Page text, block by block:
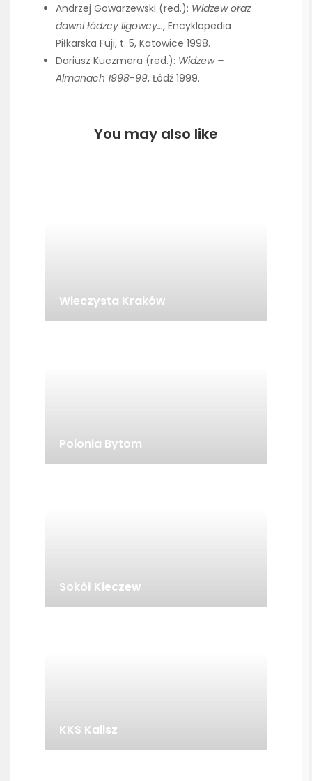
Andrzej Gowarzewski (red.): Widzew oraz
dawni łódzcy ligowcy…, Encyklopedia
Piłkarska Fuji, t. 5, Katowice 1998.
Dariusz Kuczmera (red.): Widzew –
Almanach 1998-99, Łódź 1999.
You may also like
Wieczysta Kraków
Polonia Bytom
Sokół Kleczew
KKS Kalisz